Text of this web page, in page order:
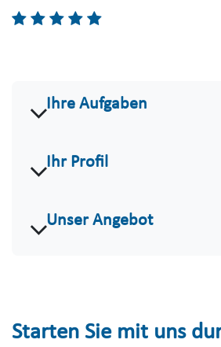
Ihre Aufgaben
Ihr Profil
Unser Angebot
Starten Sie mit uns